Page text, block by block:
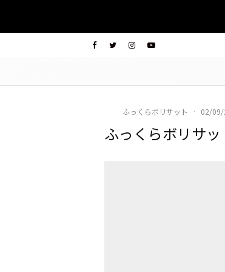
ふっくらボリサット · 02/09/
ふっくらボリサ